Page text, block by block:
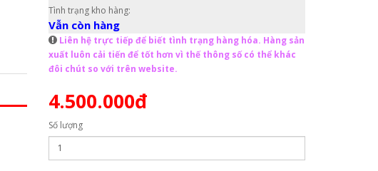
Tình trạng kho hàng:
Vẫn còn hàng
Liên hệ trực tiếp để biết tình trạng hàng hóa. Hàng sản
xuất luôn cải tiến để tốt hơn vì thế thông số có thể khác
đôi chút so với trên website.
4.500.000đ
Số lượng